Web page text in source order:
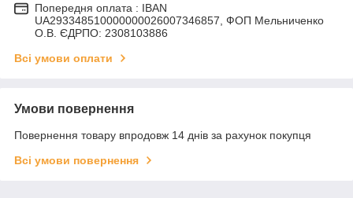
Попередня оплата : IBAN
UA293348510000000026007346857, ФОП Мельниченко
О.В. ЄДРПО: 2308103886
Всі умови оплати
Умови повернення
Повернення товару впродовж 14 днів за рахунок покупця
Всі умови повернення